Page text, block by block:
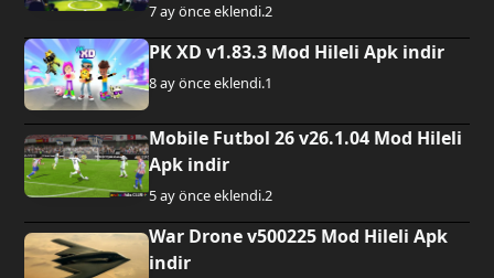
7 ay önce eklendi.2
PK XD v1.83.3 Mod Hileli Apk indir
8 ay önce eklendi.1
Mobile Futbol 26 v26.1.04 Mod Hileli
Apk indir
5 ay önce eklendi.2
War Drone v500225 Mod Hileli Apk
indir